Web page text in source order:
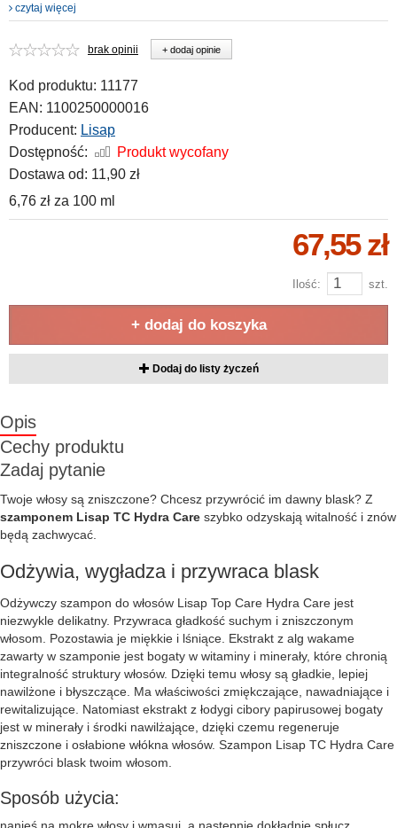
czytaj więcej
brak opinii + dodaj opinie
Kod produktu: 11177
EAN: 1100250000016
Producent: Lisap
Dostępność:
Produkt wycofany
Dostawa od: 11,90 zł
6,76 zł za 100 ml
67,55 zł
Ilość: szt.
+ dodaj do koszyka
Dodaj do listy życzeń
Opis
Cechy produktu
Zadaj pytanie
Twoje włosy są zniszczone? Chcesz przywrócić im dawny blask? Z
szamponem Lisap TC Hydra Care szybko odzyskają witalność i znów
będą zachwycać.
Odżywia, wygładza i przywraca blask
Odżywczy szampon do włosów Lisap Top Care Hydra Care jest
niezwykle delikatny. Przywraca gładkość suchym i zniszczonym
włosom. Pozostawia je miękkie i lśniące. Ekstrakt z alg wakame
zawarty w szamponie jest bogaty w witaminy i minerały, które chronią
integralność struktury włosów. Dzięki temu włosy są gładkie, lepiej
nawilżone i błyszczące. Ma właściwości zmiękczające, nawadniające i
rewitalizujące. Natomiast ekstrakt z łodygi cibory papirusowej bogaty
jest w minerały i środki nawilżające, dzięki czemu regeneruje
zniszczone i osłabione włókna włosów. Szampon Lisap TC Hydra Care
przywróci blask twoim włosom.
Sposób użycia: